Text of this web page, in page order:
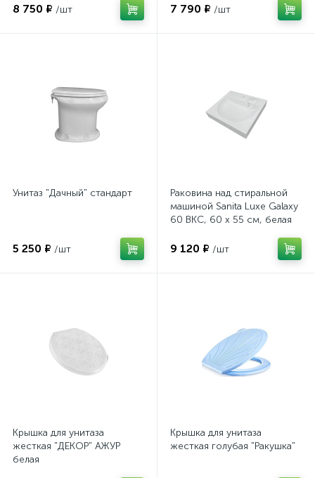
8 750 ₽ /шт 7 790 ₽ /шт
Унитаз "Дачный" стандарт
5 250 ₽ /шт
Раковина над стиральной
машиной Sanita Luxe Galaxy
60 ВКС, 60 x 55 см, белая
9 120 ₽ /шт
Крышка для унитаза
жесткая "ДЕКОР" АЖУР
белая
Крышка для унитаза
жесткая голубая "Ракушка"